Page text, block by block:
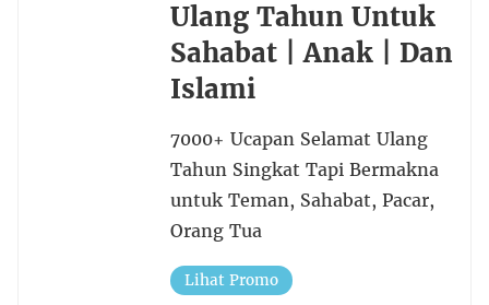
Ulang Tahun Untuk
Sahabat | Anak | Dan
Islami
7000+ Ucapan Selamat Ulang
Tahun Singkat Tapi Bermakna
untuk Teman, Sahabat, Pacar,
Orang Tua
Lihat Promo